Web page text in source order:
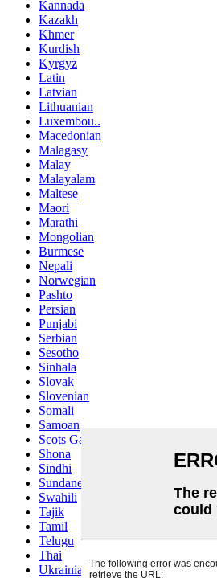
Kannada
Kazakh
Khmer
Kurdish
Kyrgyz
Latin
Latvian
Lithuanian
Luxembou..
Macedonian
Malagasy
Malay
Malayalam
Maltese
Maori
Marathi
Mongolian
Burmese
Nepali
Norwegian
Pashto
Persian
Punjabi
Serbian
Sesotho
Sinhala
Slovak
Slovenian
Somali
Samoan
Scots Gaelic
Shona
Sindhi
Sundanese
Swahili
Tajik
Tamil
Telugu
Thai
Ukrainian